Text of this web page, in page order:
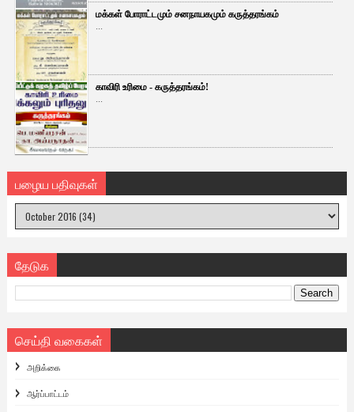
மக்கள் போராட்டமும் சனநாயகமும் கருத்தரங்கம்
...
காவிரி உரிமை - கருத்தரங்கம்!
...
பழைய பதிவுகள்
தேடுக
செய்தி வகைகள்
அறிக்கை
ஆர்ப்பாட்டம்